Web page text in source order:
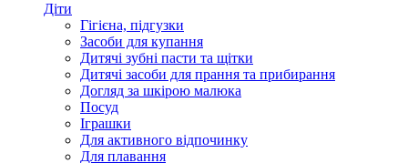
Діти
Гігієна, підгузки
Засоби для купання
Дитячі зубні пасти та щітки
Дитячі засоби для прання та прибирання
Догляд за шкірою малюка
Посуд
Іграшки
Для активного відпочинку
Для плавання